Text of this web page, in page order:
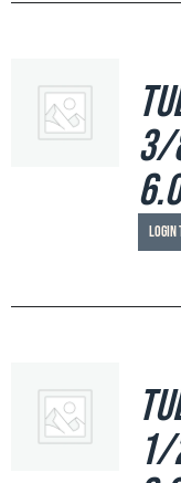
3/
Login